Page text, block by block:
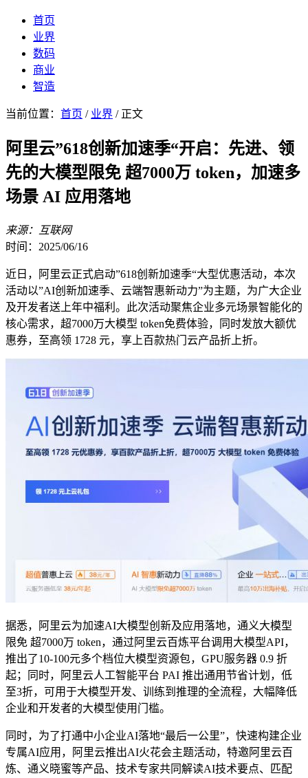
首页
业界
数码
商业
智造
当前位置： 首页 / 业界 / 正文
阿里云”618创新加速季“开启：先进、领
先的大模型限免 超7000万 token，加速多
场景 AI 应用落地
来源：互联网
时间：2025/06/16
近日，阿里云正式启动”618创新加速季“大型优惠活动，本次
活动以”AI创新加速季、云端智惠新动力”为主题，为广大企业
及开发者送上年中福利。此次活动聚焦企业多元场景智能化的
核心需求，超7000万大模型 token免费体验，同时发放大额优
惠券，至高领 1728 元，享上百款热门云产品折上折。
据悉，阿里云为加速AI大模型创新及应用落地，通义大模型
限免 超7000万 token，通过阿里云百炼平台调用大模型API，
推出了10-100元多个档位大模型资源包，GPU服务器 0.9 折
起；同时，阿里云人工智能平台 PAI 推出通用节省计划，低
至3折，可用于大模型开发、训练到推理的全流程，大幅降低
企业和开发者的大模型使用门槛。
同时，为了打通中小企业AI落地“最后一公里”，快速构建企业
专属AI应用，阿里云推出AI火花会主题活动，特邀阿里云百
炼、通义晓蜜等产品、技术专家共同解读AI技术要点、匹配